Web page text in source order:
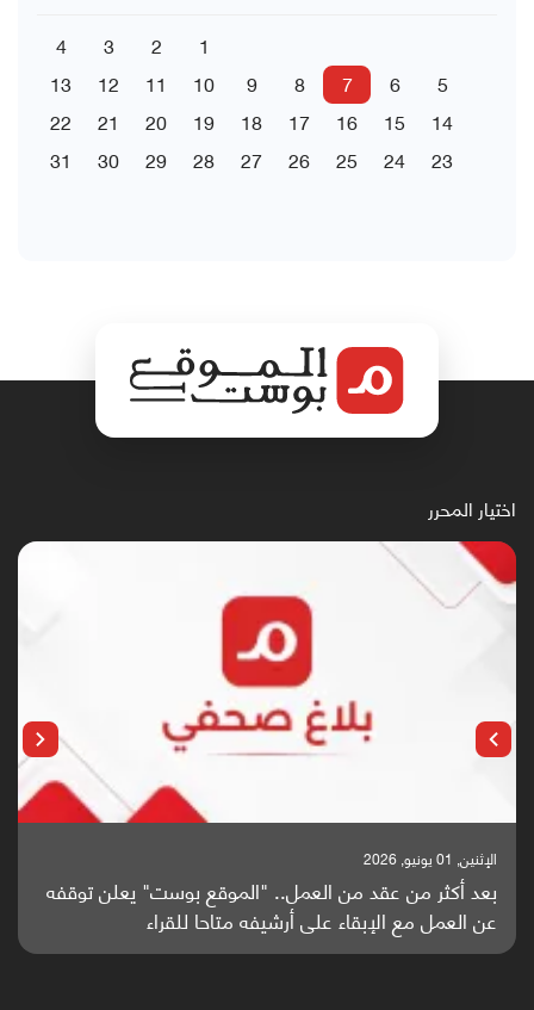
1
2
3
4
5
6
7
8
9
10
11
12
13
14
15
16
17
18
19
20
21
22
23
24
25
26
27
28
29
30
31
اختيار المحرر
الإثنين, 25 مايو, 2026
باحثون من اليمن يدخلون سباق أبحاث ألزهايمر بدراسة
واعدة منشورة عالميا (ترجمة)